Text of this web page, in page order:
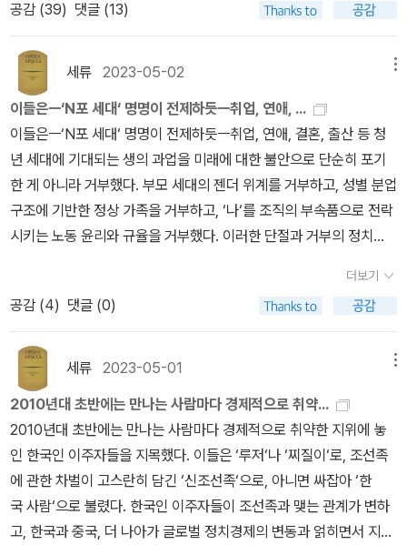
이 감도는 조건을 마련하려 한다. 고루하고 부조리하고 꺼림칙한 기
존 논의와 불화하며 배치된 것을 재배치하고 분류를 해체하며 낙인을
헤집어 가능성을 끄집어내는 동안 인류학자인 그는 “초연한 관찰자
로 남기보다는 참여자-연루자”로서 감각을 벼리기를 소망한다. 그 세
계가 자기 자신일 때조차. 인류학이라는 특이한 학문 속에서 빈곤과
빈민을 의제로 삼아온 지 20년이 넘었고, 2012년부터 학부에서 강의
중인 〈빈곤의 인류학〉 수업도 어느덧 10년을 맞이했다. 노동, 분배,
복지, 이주, 철거, 쪽방촌, 홈리스, 청년, 운동, 기후위기 등 다양한 주
제를 경유하며 동시대의 빈곤을 의제화하는 동안 기본소득, 페미니즘
리부트, 펜데믹, 행위자-네트워크 이론을 비롯한 현실과 학문의 다양
과물인 이 책이 “누더기 조각보처럼 보일까 걱정이 앞”선다면서도 그
는 다시 한번 이 판을 긴장의 장으로 만든다. “(본질적으로 불완전하
고 앞으로도 미완성으로 남을) 이 조각보는 다른 시기에 여러 현장에
서 다양한 질문 아래 수행된 연구를 우리 시대 빈곤에 관한 사유를 확
장하는 마중물로 재배치하는 시도”라면서 「서문」을 연 이 책은, “여전
히 나를 긴장하게 만든다”는 말로 끝을 맺는다.
포르노가 아닐까.지금의 포르노는 중장년이 알고 있는 그 포르노가
도 있고, 그리고 그 안에서 많은 여성들이 학대를 당하며, 그리고 그
안에서 빈번하게 폭력과 여성혐오 인종혐오가 파생된다.포르노는 낄
낄거리며 즐길 수 있는 혹은 섹스에 참고할 수 있는 표현의 자유가 아
니다.폭력적 행위이다. 일곱번째 책은 '린다 티라도'의 《핸드 투 마우
스》이다.이 책을 읽고서야 비로소 내가 그동안 빈곤을 제대로 이해하
지 못하고 있었다는 걸 알게 됐다.빈곤은 게으른 사람에게 찾아오는
게 아니다. 아침 저녁으로 일을 하고 또 해도 제대로 된 토스터기 하나
살 수 없는게 빈곤이다. 나쁜 소비인줄 뻔히 알지만 나쁜 소비를 할 수
지를 소비하게 한다.막연히 빈곤이 어떨것이다, 라고 안다고 생각하
는 것과, 이 책을 통해 실제 빈곤을 마주하는 건 차이가 있다.같이 읽
으면 좋을 책들 몇 권 추려본다. 여덟번째 책은 '도나 해러웨이'의 《해
러웨이 선언문》.이 책을 읽으면서 철학관련 팟캐스트를 듣기도 했는
데, 와 이 책 역시 놀라운 책이었다.그러니까 인간이 가장 고등동물로
서 저 혼자 잘나서 살고 있는게 아니라는거다. 나라는 이 하나의 인간
이 존재하는 건 수많은 비인간 존재들의 엮임과 얽힘으로 가능하다는
것.이런 식의 생각을 도나 해러웨이로 인해 처음 접하게 됐고 그래서
신선했으며 좋은 의미로 충격이었다. 언젠가부터 동물 노동에 대해
생각하고 있었는데, 해러웨이 선언문 읽고나니 비인간 존재들의 이야
기가 더 궁금해졌다. 그러나 그들이 직접 이야기를 하지 못하고 그 이
화가 생겼으며 읽고 싶은 책이 생겼다. 공포의 권력은 참 어렵게 읽었
다. 가장 어렵게 읽어서 그런지 애증을 갖게 되기도... 그래도 아브젝
시옹에 대한 어렴풋한 개념을 정리하였고 앞으로 읽는 책들은 상대적
으로 이것보다는 낫겠지 하는 생각을 하며 읽게 될 것 같다.무엇보다
지난 달 인문/사회, 에세이, 소설, 페미니즘 등 다양한 분야의 책을 읽
어서 다행이라 생각한다. 역사책을 읽는 만큼 다양한 책을 읽어야 한
다는 생각을 점점 하게 되는데 이제 철학과 과학 분야의 책도 조금씩
늘려가며 읽어보자는 생각을 했다. 이달에 읽을 예정인 책들을 뽑아
보았는데 당연히 변동 가능성은 있다.도스토예프스키 전집(200주년
을 수 있었으면... 어쨌든 가장 얇은 가난한 사람들부터 시작할 것 같
다. 문제는 이거 북플에서 읽음 처리를 하는 것이 불가능할 것 같다.
년 뒤에나 읽음될 것 같은데-_-). <침묵>(제발 읽자)과 선물 받은 맞
춤법 책, 이달의 페미니즘 책, 솔닛의 에세이가 포함되었다.
로도 변해가는 것이 아닌가하고 생각해봅니다. 경제현상과 경제정책
의 역사, 정부와 정치의 역할, 민주주의가 어떻게 왜곡되어왔는지, 디
지털 생태계가 사회와 경제구조를 어떻게 바꿔왔는지에 주로 주목을
한 반면 최근에 읽은 빈곤에 대한 이 책과 대한민국 초기 정치적 혼란
으로 국내에서 난민으로서 삶을 시작할 수 밖에 없었던 한국에서의
난민 을 다룬 연구서 , <난민, 경계의 삶, 역사비평사,2023>은 먹고
사는 문제와 사회와의 관계 그리고 정치권력의 통치의 관계를 다시
생각하게 해준 책으로 생각합니다. 사회정책과 경제정책은 생각보다
건 국가에 세금을 꼬박꼬박 내는 국민에 대한 모독이라고 생각합니
다. 과연 세금 낸 만큼 국가가 국민들에게 무엇을 하고 있는지 말입니
다. 특히 인류학(anthropology)은 서구의 제국주의자들이 식민지
경영을 위한 통치방식의 하나로 비서구사회를 연구하기 위한 목적으
로 나온 서구학문인데, 그 방법론을 가지고 한국사회의 복지구조와
관료와 복지수급의 관계를 살핀다던지, 중국 선전(Shenzhen深圳)
의 폭스콘 노동자의 삶을 추적해 노동자로서의 삶이 어떠한지를 보여
줍니다. 중국에 관심이 많은 독자로서 그리고 저자 자신도 중국학을
하는 정체성이 있어서 그런지 옆나라 중국의 사회에 대한 글은 접하
지 못했던 이야기라 생각할 거리를 던져준 글이라고 생각합니다. 또
시간은 흘러간다.영화에서 보여지는 대화들로 토리와 로키타가 친남
매가 아니라는 걸 알 수 있다. 그들은 밀입국하던 배에서 만나 서로를
의지하게 되었고, 체류증을 더 쉽게 받을 수 있을지도 몰라서 친남매
로 지내기로 한 것. 서로에게 서로뿐이었던 만큼 이들은 떨어져 지내
는 걸 상상할 수 없다. 어딜 가든 함께 다니고 앞으로도 함께여야 한
다. 그도 그럴것이,이 세상의 어른들이 이들에게 너무 가혹하다. 미성
년자 난민에게 너무 가혹하다. 쉼터에서 그들을 돌봐주는 어른들이
있긴 하지만, 벨기에의-물론 벨기에 어른만 그런건 아니겠지- 어른들
은 이 보호자 없고 오갈데 없는 처지의 미성년자 난민들을 착취한다.
노동을 착취하고 성적으로 착취한다. 그리고 겨우 벌어들인 몇 푼의
돈도 착취한다. 게다가 이 미성년자들에게 대마초 팔이 심부름까지
시킨다. 거기에서 얻게 되는 돈은 극히 적고, 그러나 토리와 로키타에
실패한 로키타에게 마약 판매상 쉐프는 대마초 키우는 컨테이너에서
3개월간 생활하면 가짜 체류증을 만들어주겠다 제안한다. 그곳은 불
법이며 드러나서는 안되기에 일단 들어가는 이상 그 안에서 3개월간
갇혀 있어야 한다. 갖다 주는 음식을 먹고 외부와의 연락도 단절된 채
로 대마초를 키워내야 하는 것. 내 동생을 일주일에 한 번만이라도 만
나게 해달라는 요구는 묵살되지만 토리는 어떻게든 누나를 만날 방법
을 찾아낸다. 물론, 이 어른들에게 들켜서는 안되기 때문에 몰래 이루
어져야 하고 몰래 들어갔다 몰래 빠져나와야 한다. 로키타는 체류증
공감 (39) 댓글 (13)
세류 2023-05-02
이들은ㅡ‘N포 세대‘ 명명이 전제하듯ㅡ취업, 연애, ...
이들은ㅡ‘N포 세대‘ 명명이 전제하듯ㅡ취업, 연애, 결혼, 출산 등 청
년 세대에 기대되는 생의 과업을 미래에 대한 불안으로 단순히 포기
한 게 아니라 거부했다. 부모 세대의 젠더 위계를 거부하고, 성별 분업
구조에 기반한 정상 가족을 거부하고, ‘나‘를 조직의 부속품으로 전락
시키는 노동 윤리와 규율을 거부했다. 이러한 단절과 거부의 정치
다.- P317말할 수 있는 프레카리아트 다수는 신자유주의 구조조정
이 본격화된 1990년대 후반 경제 위기에 유년기를 보냈고, 예측 불
허의 삶을 온몸으로 경험한 부모로부터 때로 과도한 관심과 투자
를 받으며, 또래와 살벌한 경쟁을 거듭 치르고 첫 관문인 중상위권 대
학에 진입했다. '자기 착취에 가까운 자기계발'로 삶을 마모시키다 보
니 우울이라는 집단 감염을 겪고, '첫 일자리로 사실상 ‘신분‘이 결정
되는' 노동시장에서 기회의 공정에 강박적으로 몰두하며 불평등에 예
민한 감각을 벼려냈지만, 동시에 국가라는 대서사에 개인을 접붙여
온 삶을 낯설게 바라볼 수 있는 교육·문화 자본도 축적했다. 이들 다수
가 (논술에서 학생부 종합 전형까지) 변화된 입시 환경에서 일찌감
치 인권과 민주주의를 학습했고, 외국어 실력과 디지털 소통 능력, 다
더보기
공감 (4) 댓글 (0)
세류 2023-05-01
2010년대 초반에는 만나는 사람마다 경제적으로 취약...
2010년대 초반에는 만나는 사람마다 경제적으로 취약한 지위에 놓
인 한국인 이주자들을 지목했다. 이들은 ‘루저‘나 ‘찌질이‘로, 조선족
에 관한 차벌이 고스란히 담긴 ‘신조선족‘으로, 아니면 싸잡아 ‘한
국 사람‘으로 불렸다. 한국인 이주자들이 조선족과 맺는 관계가 변하
고, 한국과 중국, 더 나아가 글로벌 정치경제의 변동과 얽히면서 지